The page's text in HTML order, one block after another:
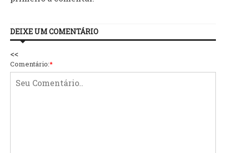
DEIXE UM COMENTÁRIO
<<
Comentário:*